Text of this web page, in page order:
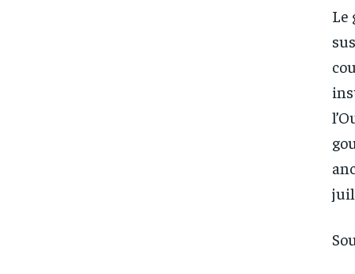
Le